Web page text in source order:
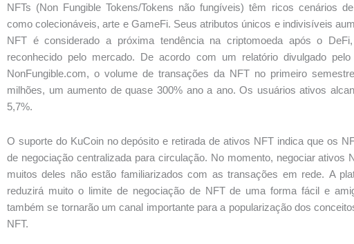
NFTs (Non Fungible Tokens/Tokens não fungíveis) têm ricos cenários
como colecionáveis, arte e GameFi. Seus atributos únicos e indivisíveis
NFT é considerado a próxima tendência na criptomoeda após o
reconhecido pelo mercado. De acordo com um relatório divulgado
NonFungible.com, o volume de transações da NFT no primeiro
milhões, um aumento de quase 300% ano a ano. Os usuários ativos
5,7%.
O suporte do KuCoin no depósito e retirada de ativos NFT indica que os
de negociação centralizada para circulação. No momento, negociar ativos
muitos deles não estão familiarizados com as transações em rede. A
reduzirá muito o limite de negociação de NFT de uma forma fácil e
também se tornarão um canal importante para a popularização dos
NFT.